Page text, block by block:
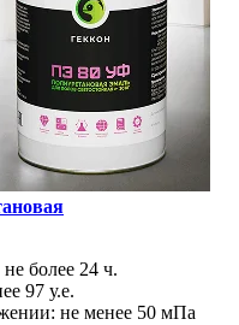
не более 24 ч.
97 у.е.
не менее 50 мПа